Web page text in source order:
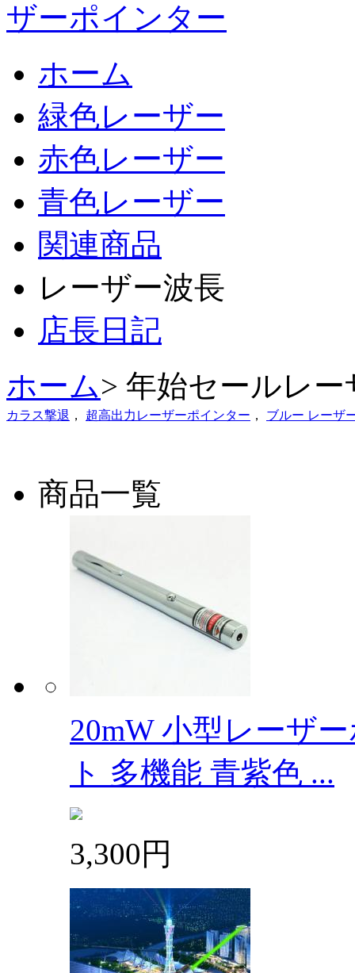
ザーポインター
ホーム
緑色レーザー
赤色レーザー
青色レーザー
関連商品
レーザー波長
店長日記
ホーム> 年始セールレ
カラス撃退 ， 超高出力レーザーポインター ， ブルー レーザ
商品一覧
20mW 小型レーザ
ト 多機能 青紫色 ...
3,300円